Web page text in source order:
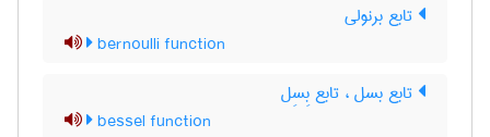
تابع برنولی
bernoulli function
تابع بسل ، تابع بِسِل
bessel function